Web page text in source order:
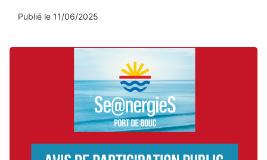
Publié le 11/06/2025